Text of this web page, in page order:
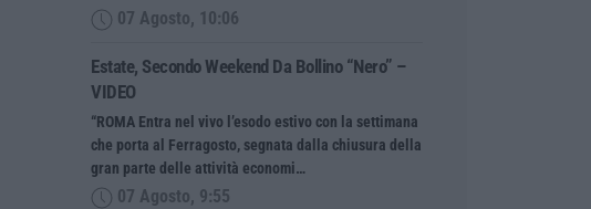
07 Agosto, 10:06
Estate, Secondo Weekend Da Bollino “nero” –
VIDEO
“ROMA Entra nel vivo l’esodo estivo con la settimana
che porta al Ferragosto, segnata dalla chiusura della
gran parte delle attività economi…
07 Agosto, 9:55